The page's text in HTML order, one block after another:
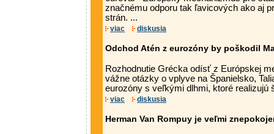
značnému odporu tak ľavicových ako aj
strán. ...
viac diskusia
Odchod Atén z eurozóny by poškodil
Rozhodnutie Grécka odísť z Európskej
vážne otázky o vplyve na Španielsko,
eurozóny s veľkými dlhmi, ktoré realizujú
viac diskusia
Herman Van Rompuy je veľmi